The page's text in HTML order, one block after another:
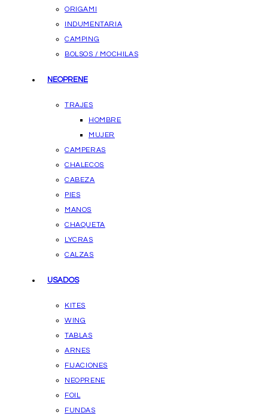
ORIGAMI
INDUMENTARIA
CAMPING
BOLSOS / MOCHILAS
NEOPRENE
TRAJES
HOMBRE
MUJER
CAMPERAS
CHALECOS
CABEZA
PIES
MANOS
CHAQUETA
LYCRAS
CALZAS
USADOS
KITES
WING
TABLAS
ARNES
FIJACIONES
NEOPRENE
FOIL
FUNDAS